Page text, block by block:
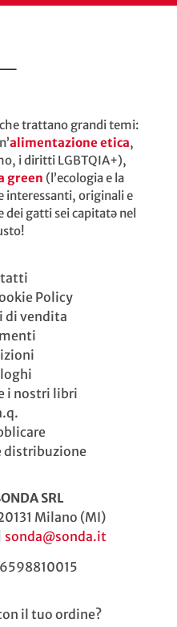
trattano grandi temi:
alimentazione etica,
i diritti LGBTQIA+),
green (l’ecologia e la
interessanti, originali e
gatti sei capitatə nel
Policy
di vendita
i nostri libri
distribuzione
SRL
Milano (MI)
sonda@sonda.it
il tuo ordine?